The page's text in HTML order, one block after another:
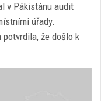
v Pákistánu audit
úřady.
že došlo k